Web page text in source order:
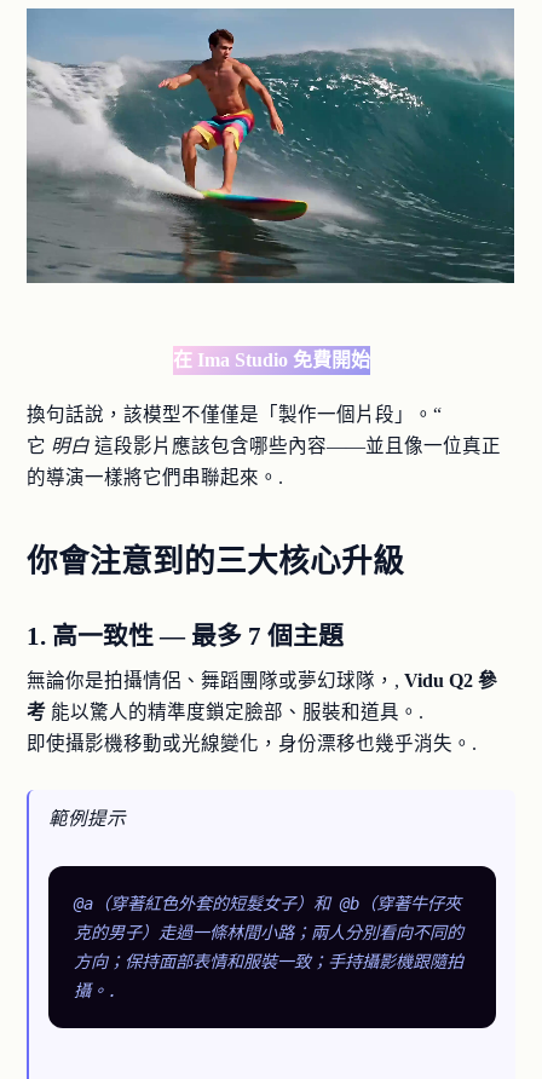
在 Ima Studio 免費開始
換句話說，該模型不僅僅是「製作一個片段」。“
它 明白 這段影片應該包含哪些內容——並且像一位真正
的導演一樣將它們串聯起來。.
你會注意到的三大核心升級
1. 高一致性 — 最多 7 個主題
無論你是拍攝情侶、舞蹈團隊或夢幻球隊，,Vidu Q2 參
考 能以驚人的精準度鎖定臉部、服裝和道具。.
即使攝影機移動或光線變化，身份漂移也幾乎消失。.
範例提示
@a（穿著紅色外套的短髮女子）和 @b（穿著牛仔夾
克的男子）走過一條林間小路；兩人分別看向不同的
方向；保持面部表情和服裝一致；手持攝影機跟隨拍